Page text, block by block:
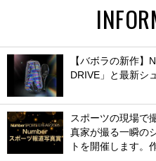
【バボラの新作】
DRIVE」と最新シ
スポーツの現場で
真家が撮る一瞬の
トを開催します。